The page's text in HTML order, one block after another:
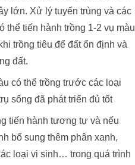
lớn. Xử lý tuyến trùng và các
thể tiến hành trồng 1-2 vụ màu
trồng tiêu để đất ổn định và
đất.
có thể trồng trước các loại
sống đã phát triển đủ tốt
tiến hành tương tự và nếu
bổ sung thêm phân xanh,
loại vi sinh… trong quá trình